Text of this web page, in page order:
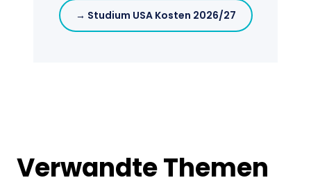
→ Studium USA Kosten 2026/27
Verwandte Themen